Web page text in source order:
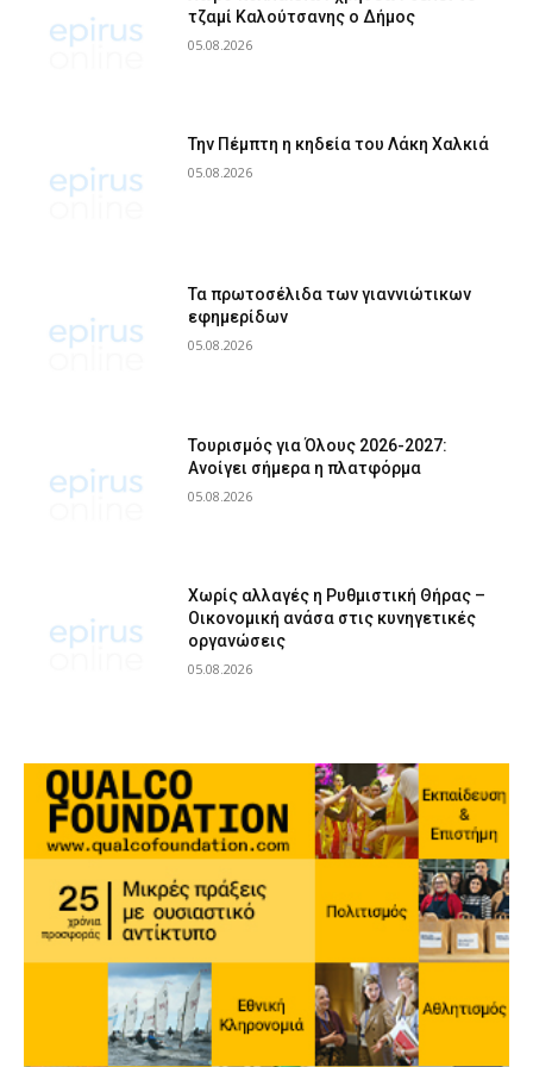
τζαμί Καλούτσανης ο Δήμος
05.08.2026
Την Πέμπτη η κηδεία του Λάκη Χαλκιά
05.08.2026
Τα πρωτοσέλιδα των γιαννιώτικων
εφημερίδων
05.08.2026
Τουρισμός για Όλους 2026-2027:
Ανοίγει σήμερα η πλατφόρμα
05.08.2026
Χωρίς αλλαγές η Ρυθμιστική Θήρας –
Οικονομική ανάσα στις κυνηγετικές
οργανώσεις
05.08.2026